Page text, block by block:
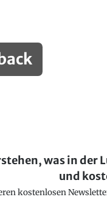
was in
und
kostenlosen